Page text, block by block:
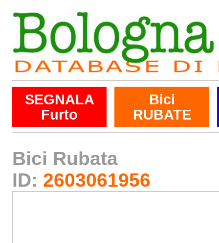
SEGNALA
Furto
Bici
RUBATE
Bici Rubata
ID: 2603061956